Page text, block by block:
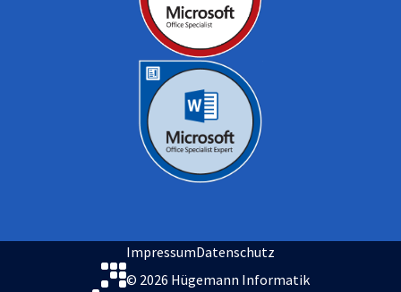
ImpressumDatenschutz
© 2026 Hügemann Informatik